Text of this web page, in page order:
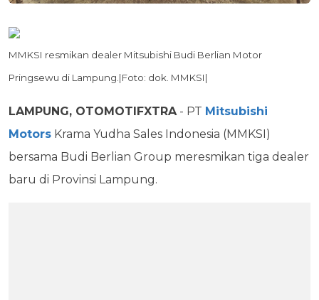
MMKSI resmikan dealer Mitsubishi Budi Berlian Motor
Pringsewu di Lampung.|Foto: dok. MMKSI|
LAMPUNG, OTOMOTIFXTRA- PT Mitsubishi
Motors Krama Yudha Sales Indonesia (MMKSI)
bersama Budi Berlian Group meresmikan tiga dealer
baru di Provinsi Lampung.